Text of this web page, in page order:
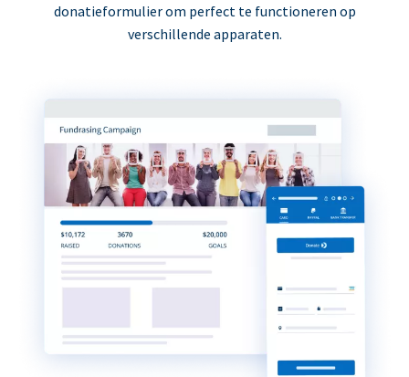
donatieformulier om perfect te functioneren op
verschillende apparaten.